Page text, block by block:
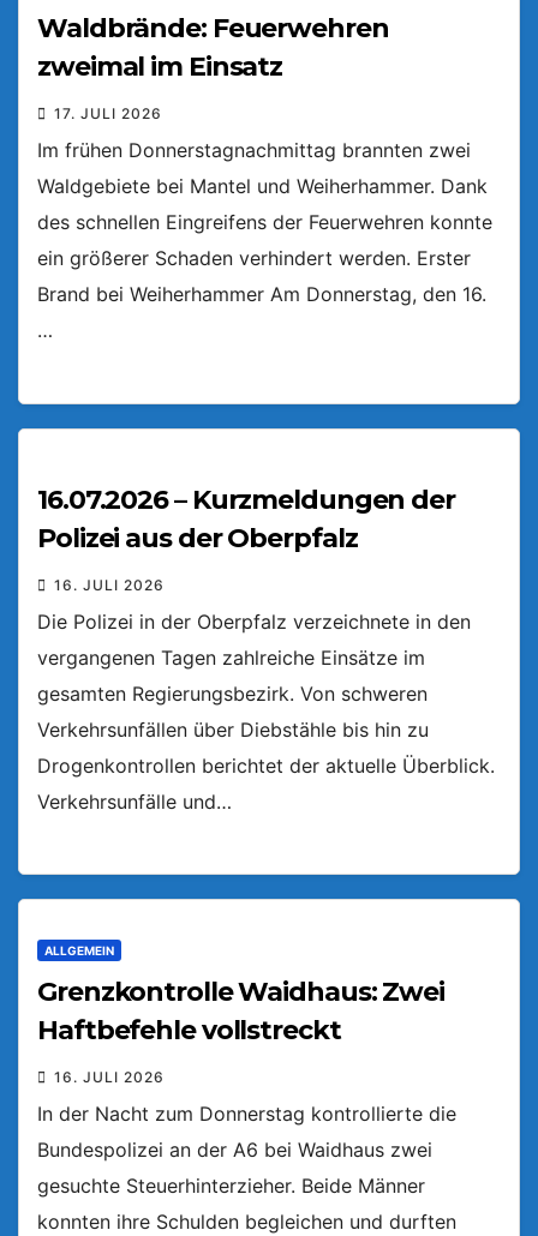
Waldbrände: Feuerwehren
zweimal im Einsatz
17. JULI 2026
Im frühen Donnerstagnachmittag brannten zwei
Waldgebiete bei Mantel und Weiherhammer. Dank
des schnellen Eingreifens der Feuerwehren konnte
ein größerer Schaden verhindert werden. Erster
Brand bei Weiherhammer Am Donnerstag, den 16.
…
16.07.2026 – Kurzmeldungen der
Polizei aus der Oberpfalz
16. JULI 2026
Die Polizei in der Oberpfalz verzeichnete in den
vergangenen Tagen zahlreiche Einsätze im
gesamten Regierungsbezirk. Von schweren
Verkehrsunfällen über Diebstähle bis hin zu
Drogenkontrollen berichtet der aktuelle Überblick.
Verkehrsunfälle und…
ALLGEMEIN
Grenzkontrolle Waidhaus: Zwei
Haftbefehle vollstreckt
16. JULI 2026
In der Nacht zum Donnerstag kontrollierte die
Bundespolizei an der A6 bei Waidhaus zwei
gesuchte Steuerhinterzieher. Beide Männer
konnten ihre Schulden begleichen und durften